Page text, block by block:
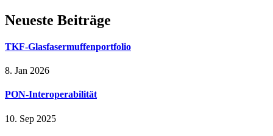
Neueste Beiträge
TKF-Glasfasermuffenportfolio
8. Jan 2026
PON-Interoperabilität
10. Sep 2025